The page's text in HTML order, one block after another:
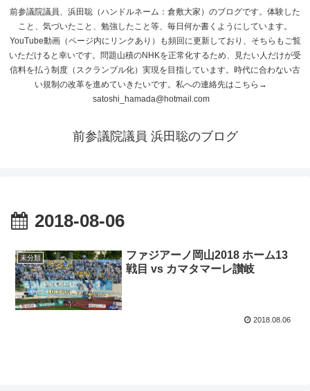
前参議院議員、浜田聡（ハンドルネーム：倉敷大家）のブログです。体験した
こと、気づいたこと、勉強したこと等、毎日何か書くようにしています。
YouTube動画（ページ内にリンクあり）も頻回に更新しており、そちらもご覧
いただけると幸いです。問題山積のNHKを正常化するため、見たい人だけが受
信料を払う制度（スクランブル化）実現を目指しています。時代に合わない古
い規制の改革を進めていきたいです。私への連絡先はこちら→
satoshi_hamada@hotmail.com
前参議院議員 浜田聡のブログ
2018-08-06
未分類
ファジアーノ岡山2018 ホーム13
戦目 vs カマタマーレ讃岐
2018.08.06